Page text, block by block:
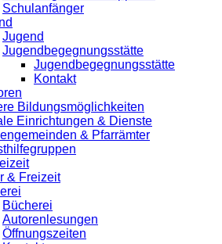
Schulanfänger
Jugend
Jugendbegegnungsstätte
Jugendbegegnungsstätte
Kontakt
Bildungsmöglichkeiten
Einrichtungen & Dienste
& Pfarrämter
& Freizeit
Bücherei
Autorenlesungen
Öffnungszeiten